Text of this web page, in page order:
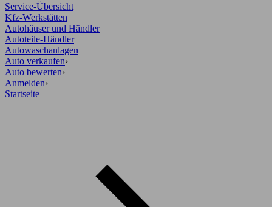
Service-Übersicht
Kfz-Werkstätten
Autohäuser und Händler
Autoteile-Händler
Autowaschanlagen
Auto verkaufen›
Auto bewerten›
Anmelden›
Startseite